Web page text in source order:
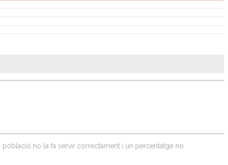
no la fa servir correctament i un percentatge no